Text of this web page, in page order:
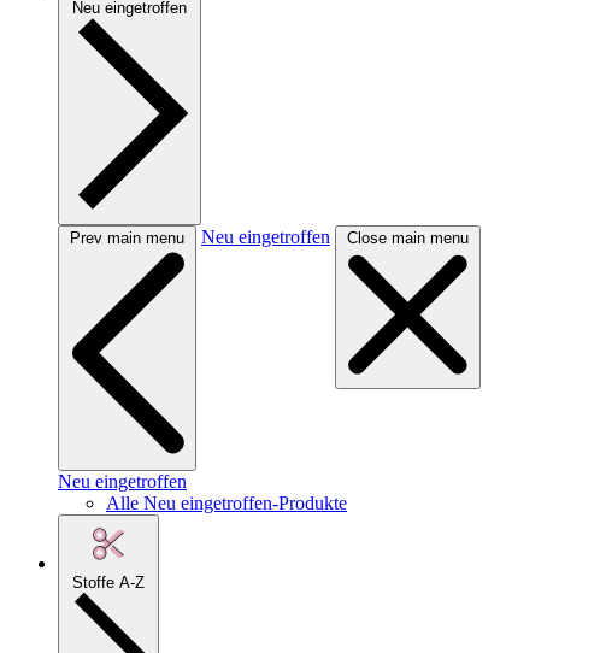
Neu eingetroffen
Prev main menu Neu eingetroffen Close main menu
Neu eingetroffen
Alle Neu eingetroffen-Produkte
Stoffe A-Z